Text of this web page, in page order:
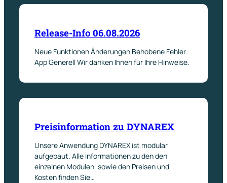
Release-Info 06.08.2026
Neue Funktionen Änderungen Behobene Fehler
App Generell Wir danken Ihnen für Ihre Hinweise.
Preisinformation zu DYNAREX
Unsere Anwendung DYNAREX ist modular
aufgebaut. Alle Informationen zu den den
einzelnen Modulen, sowie den Preisen und
Kosten finden Sie…